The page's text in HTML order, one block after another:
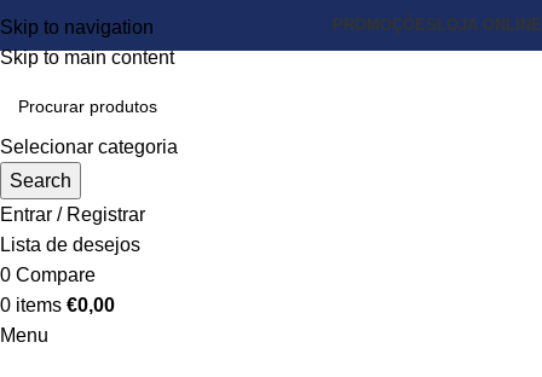
Skip to navigation
Skip to main content
PROMOÇÕES LOJA ONLINE
Selecionar categoria
Search
Entrar / Registrar
Lista de desejos
0 Compare
0 items €0,00
Menu